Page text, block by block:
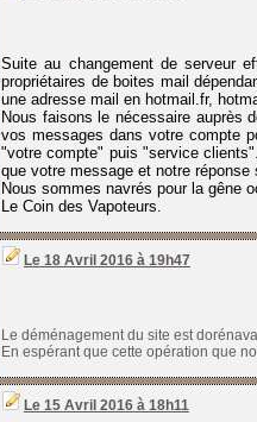
Suite au changement de serveur
propriétaires de boites mail
une adresse mail en hotmail.fr,
Nous faisons le nécessaire auprès
vos messages dans votre compte
"votre compte" puis "service
que votre message et notre
Nous sommes navrés pour la gêne
Le Coin des Vapoteurs.
Le 18 Avril 2016 à 19h47
Le déménagement du site est
En espérant que cette opération que
Le 15 Avril 2016 à 18h11